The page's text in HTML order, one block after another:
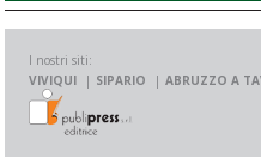
I nostri siti:
VIVIQUI
SIPARIO ABRUZZO A